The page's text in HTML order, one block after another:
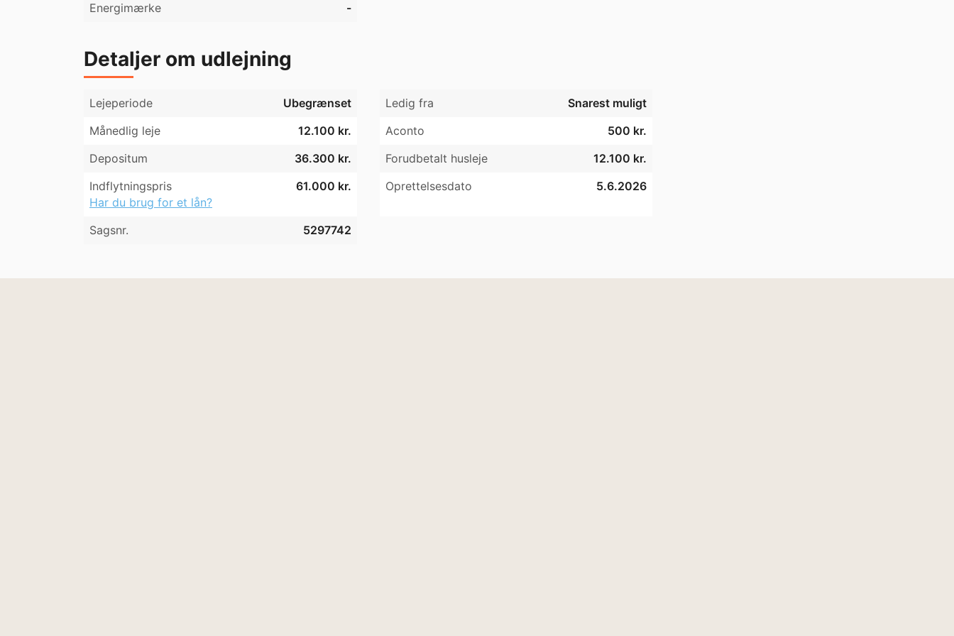
Energimærke
-
Detaljer om udlejning
Lejeperiode Ubegrænset Ledig fra
Snarest muligt
Månedlig leje
12.100 kr. Aconto
500 kr.
Depositum
36.300 kr. Forudbetalt husleje
12.100 kr.
Indflytningspris
61.000 kr.
Har du brug for et lån?
Oprettelsesdato 5.6.2026
Sagsnr. 5297742